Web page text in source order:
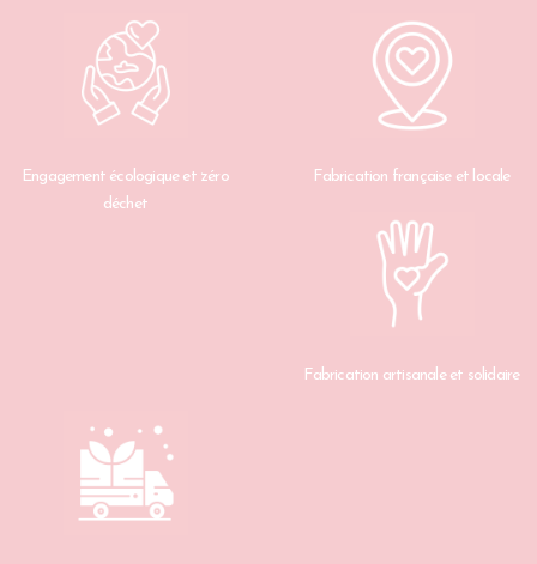
Engagement écologique et zéro
déchet
Fabrication française et locale
Fabrication artisanale et solidaire